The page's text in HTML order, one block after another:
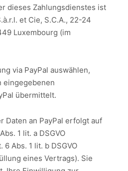
dieses Zahlungsdienstes ist
et Cie, S.C.A., 22-24
Luxembourg (im
via PayPal auswählen,
eingegebenen
übermittelt.
Daten an PayPal erfolgt auf
1 lit. a DSGVO
Abs. 1 lit. b DSGVO
eines Vertrags). Sie